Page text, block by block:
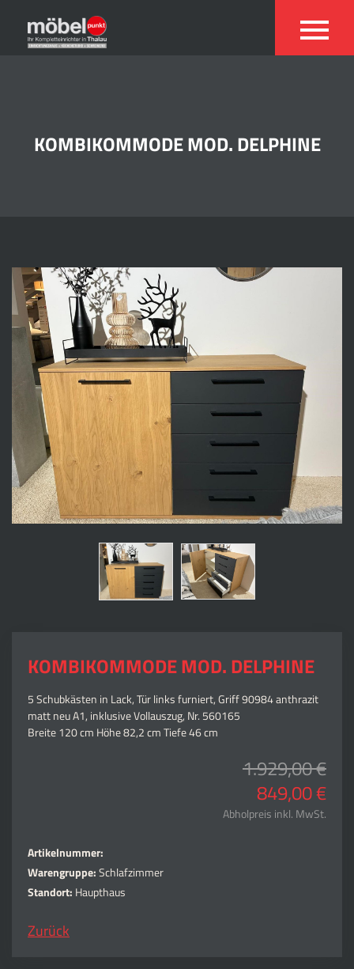
KOMBIKOMMODE MOD. DELPHINE
KOMBIKOMMODE MOD. DELPHINE
5 Schubkästen in Lack, Tür links furniert, Griff 90984 anthrazit
matt neu A1, inklusive Vollauszug, Nr. 560165
Breite 120 cm Höhe 82,2 cm Tiefe 46 cm
1.929,00 €
849,00 €
Abholpreis inkl. MwSt.
Artikelnummer:
Warengruppe:Schlafzimmer
Standort: Haupthaus
Zurück